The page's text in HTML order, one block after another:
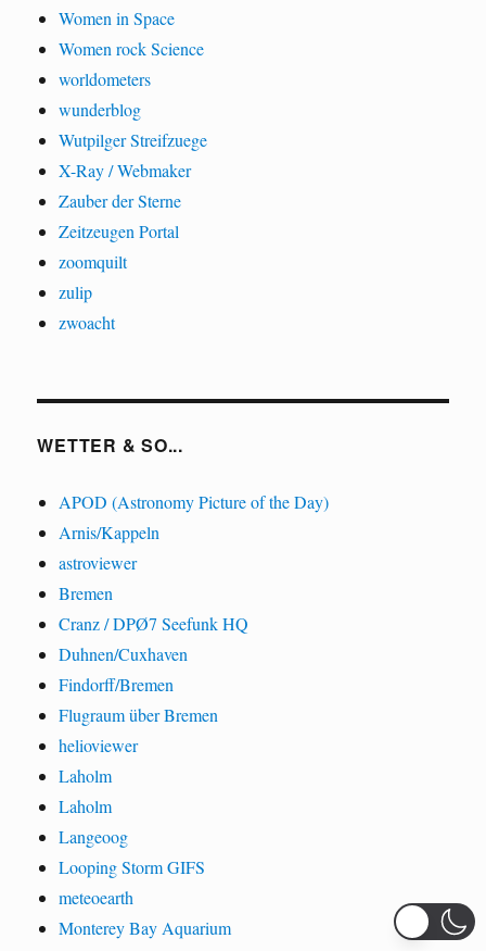
Women in Space
Women rock Science
worldometers
wunderblog
Wutpilger Streifzuege
X-Ray / Webmaker
Zauber der Sterne
Zeitzeugen Portal
zoomquilt
zulip
zwoacht
WETTER & SO...
APOD (Astronomy Picture of the Day)
Arnis/Kappeln
astroviewer
Bremen
Cranz / DPØ7 Seefunk HQ
Duhnen/Cuxhaven
Findorff/Bremen
Flugraum über Bremen
helioviewer
Laholm
Laholm
Langeoog
Looping Storm GIFS
meteoearth
Monterey Bay Aquarium